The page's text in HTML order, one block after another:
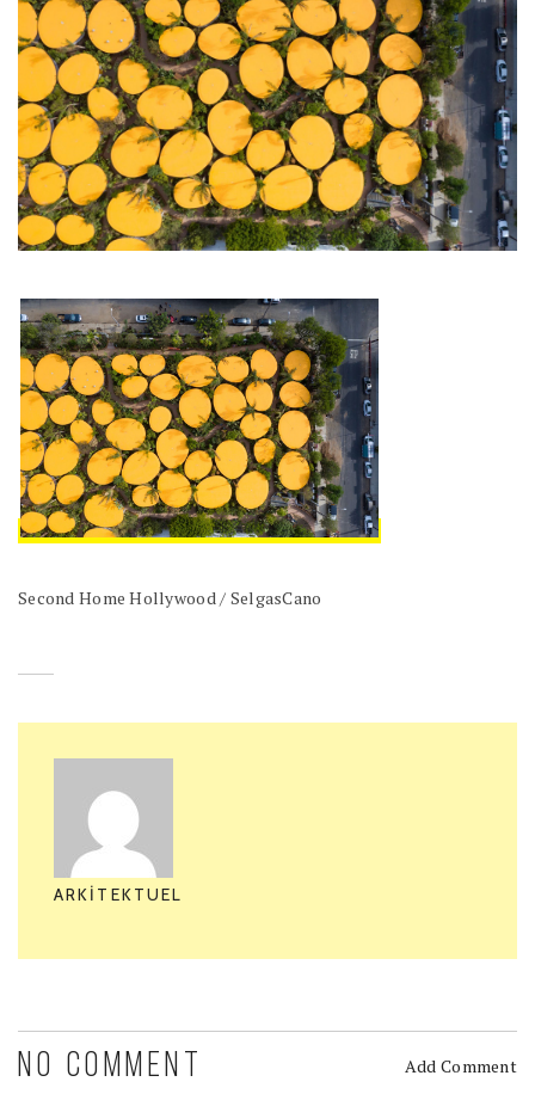
Second Home Hollywood / SelgasCano
ARKITEKTUEL
NO COMMENT Add Comment